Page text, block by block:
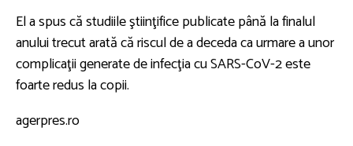
El a spus că studiile ştiinţifice publicate până la finalul
anului trecut arată că riscul de a deceda ca urmare a unor
complicaţii generate de infecţia cu SARS-CoV-2 este
foarte redus la copii.
agerpres.ro